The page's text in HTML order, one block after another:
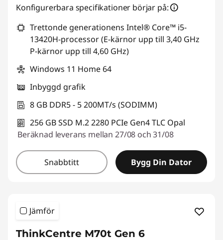
Konfigurerbara specifikationer börjar på:
Trettonde generationens Intel® Core™ i5-
13420H-processor (E-kärnor upp till 3,40 GHz
P-kärnor upp till 4,60 GHz)
Windows 11 Home 64
Inbyggd grafik
8 GB DDR5 - 5 200MT/s (SODIMM)
256 GB SSD M.2 2280 PCIe Gen4 TLC Opal
Beräknad leverans mellan 27/08 och 31/08
Snabbtitt Bygg Din Dator
Jämför
ThinkCentre M70t Gen 6